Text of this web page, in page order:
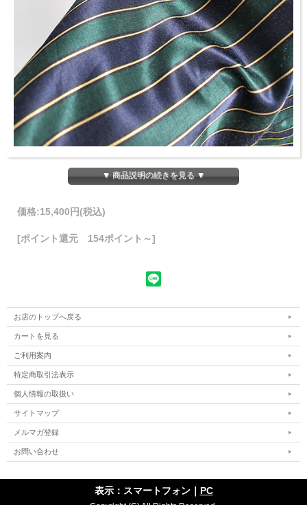
▼ 商品説明の続きを見る ▼
価格:15,400円(税込)
[ポイント還元 154ポイント～]
お店のトップへ戻る
カートを見る
ご利用案内
特定商取引法表示
個人情報の取扱い
サイトマップ
メルマガ登録
お問い合わせ
表示：スマートフォン｜ PC